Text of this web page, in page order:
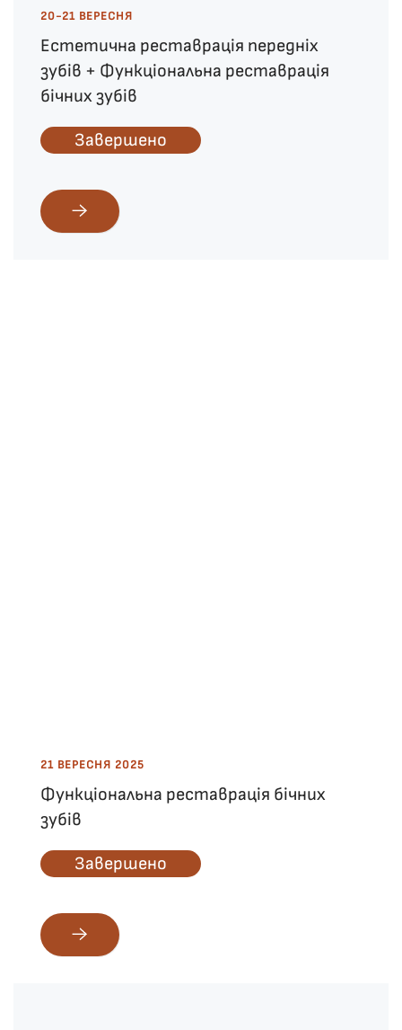
20-21 ВЕРЕСНЯ
Естетична реставрація передніх
зубів + Функціональна реставрація
бічних зубів
Завершено
21 ВЕРЕСНЯ 2025
Функціональна реставрація бічних
зубів
Завершено